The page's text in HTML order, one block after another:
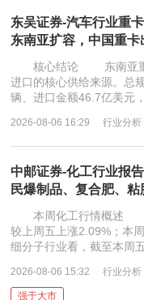
东吴证券-汽车行业重
东南亚扩容，中国重
核心结论 东南亚重卡
进口的核心供给来源。总
辆、进口金额46.7亿美元
2026-08-06 16:29 行业分析
中邮证券-化工行业报
民爆制品、复合肥、
本周化工行情概述 本
较上周五上涨2.09%；本
细分子行业看，截至本周
2026-08-06 15:32 行业分析
强于大市